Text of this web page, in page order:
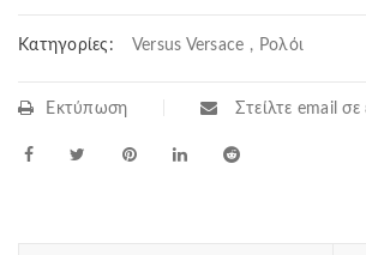
Κατηγορίες: Versus Versace , Ρολόι
Εκτύπωση Στείλτε email